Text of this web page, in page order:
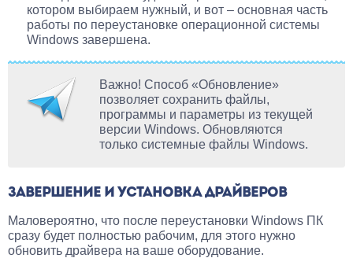
котором выбираем нужный, и вот – основная часть
работы по переустановке операционной системы
Windows завершена.
Важно! Способ «Обновление»
позволяет сохранить файлы,
программы и параметры из текущей
версии Windows. Обновляются
только системные файлы Windows.
ЗАВЕРШЕНИЕ И УСТАНОВКА ДРАЙВЕРОВ
Маловероятно, что после переустановки Windows ПК
сразу будет полностью рабочим, для этого нужно
обновить драйвера на ваше оборудование.